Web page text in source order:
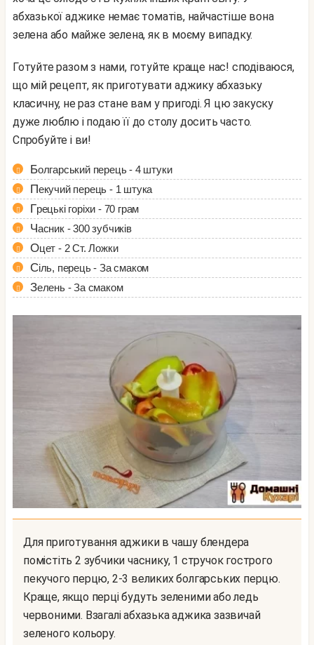
абхазької аджике немає томатів, найчастіше вона
зелена або майже зелена, як в моєму випадку.
Готуйте разом з нами, готуйте краще нас! сподіваюся,
що мій рецепт, як приготувати аджику абхазьку
класичну, не раз стане вам у пригоді. Я цю закуску
дуже люблю і подаю її до столу досить часто.
Спробуйте і ви!
Болгарський перець - 4 штуки
Пекучий перець - 1 штука
Грецькі горіхи - 70 грам
Часник - 300 зубчиків
Оцет - 2 Ст. Ложки
Сіль, перець - За смаком
Зелень - За смаком
Для приготування аджики в чашу блендера
помістіть 2 зубчики часнику, 1 стручок гострого
пекучого перцю, 2-3 великих болгарських перцю.
Краще, якщо перці будуть зеленими або ледь
червоними. Взагалі абхазька аджика зазвичай
зеленого кольору.